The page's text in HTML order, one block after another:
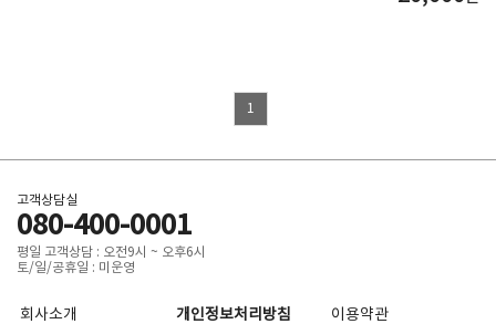
1
고객상담실
080-400-0001
평일 고객상담 : 오전9시 ~ 오후6시
토/일/공휴일 : 미운영
회사소개 개인정보처리방침 이용약관